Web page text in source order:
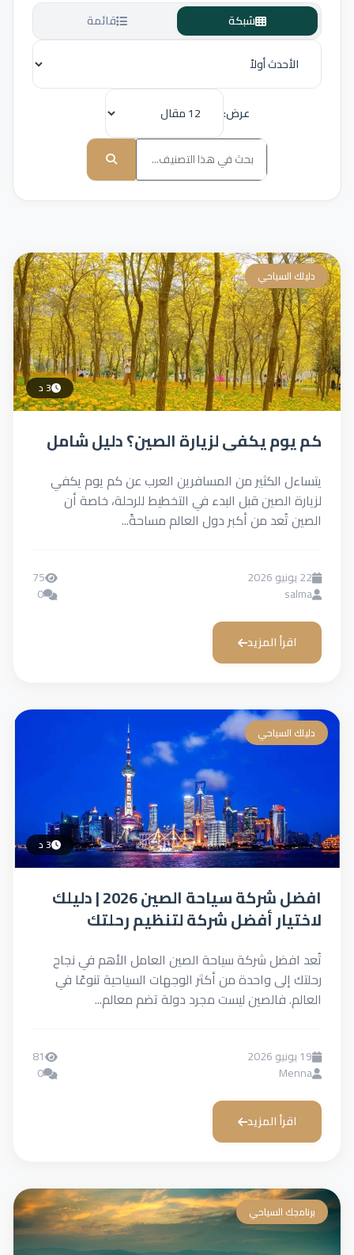
شبكة قائمة
عرض:
دليلك السياحي
3 د
كم يوم يكفي لزيارة الصين؟ دليل شامل
يتساءل الكثير من المسافرين العرب عن كم يوم يكفي
لزيارة الصين قبل البدء في التخطيط للرحلة، خاصة أن
الصين تُعد من أكبر دول العالم مساحةً...
22 يونيو 2026
salma
75
0
اقرأ المزيد
دليلك السياحي
3 د
افضل شركة سياحة الصين 2026 | دليلك
لاختيار أفضل شركة لتنظيم رحلتك
تُعد افضل شركة سياحة الصين العامل الأهم في نجاح
رحلتك إلى واحدة من أكثر الوجهات السياحية تنوعًا في
العالم. فالصين ليست مجرد دولة تضم معالم...
19 يونيو 2026
Menna
81
0
اقرأ المزيد
برنامجك السياحي